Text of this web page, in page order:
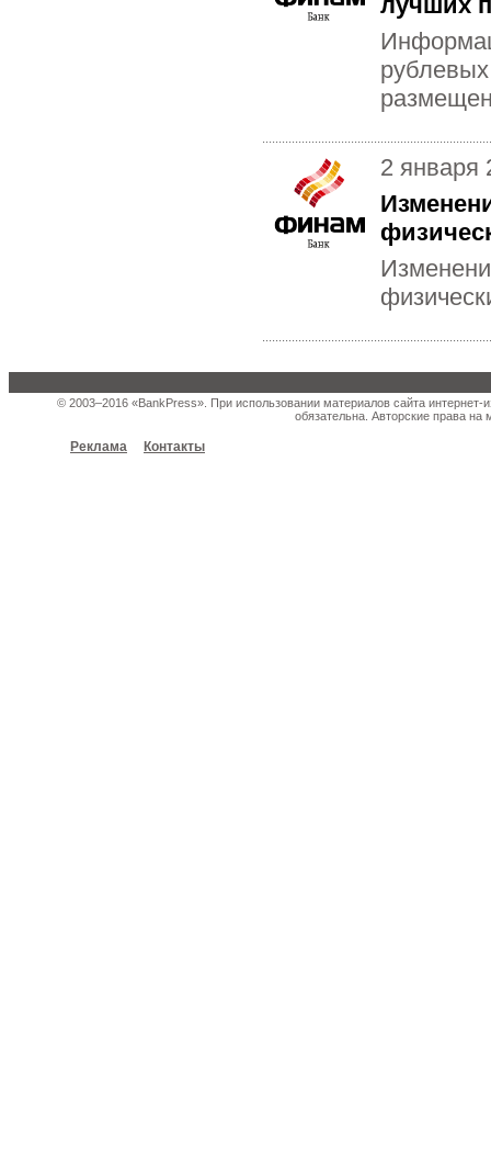
2 января
© 2003–2016 «BankPress». При использовании материалов сайта
обязательна. Авторские права
Реклама Контакты